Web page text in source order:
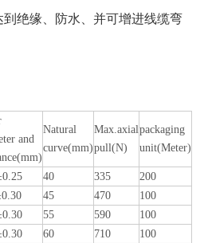
绝缘、防水、并可增进线缆弯
and
Natural
curve(mm)
Max.axial
pull(N)
packaging
unit(Meter)
40 335
200
45 470
100
55 590
100
60 710
100